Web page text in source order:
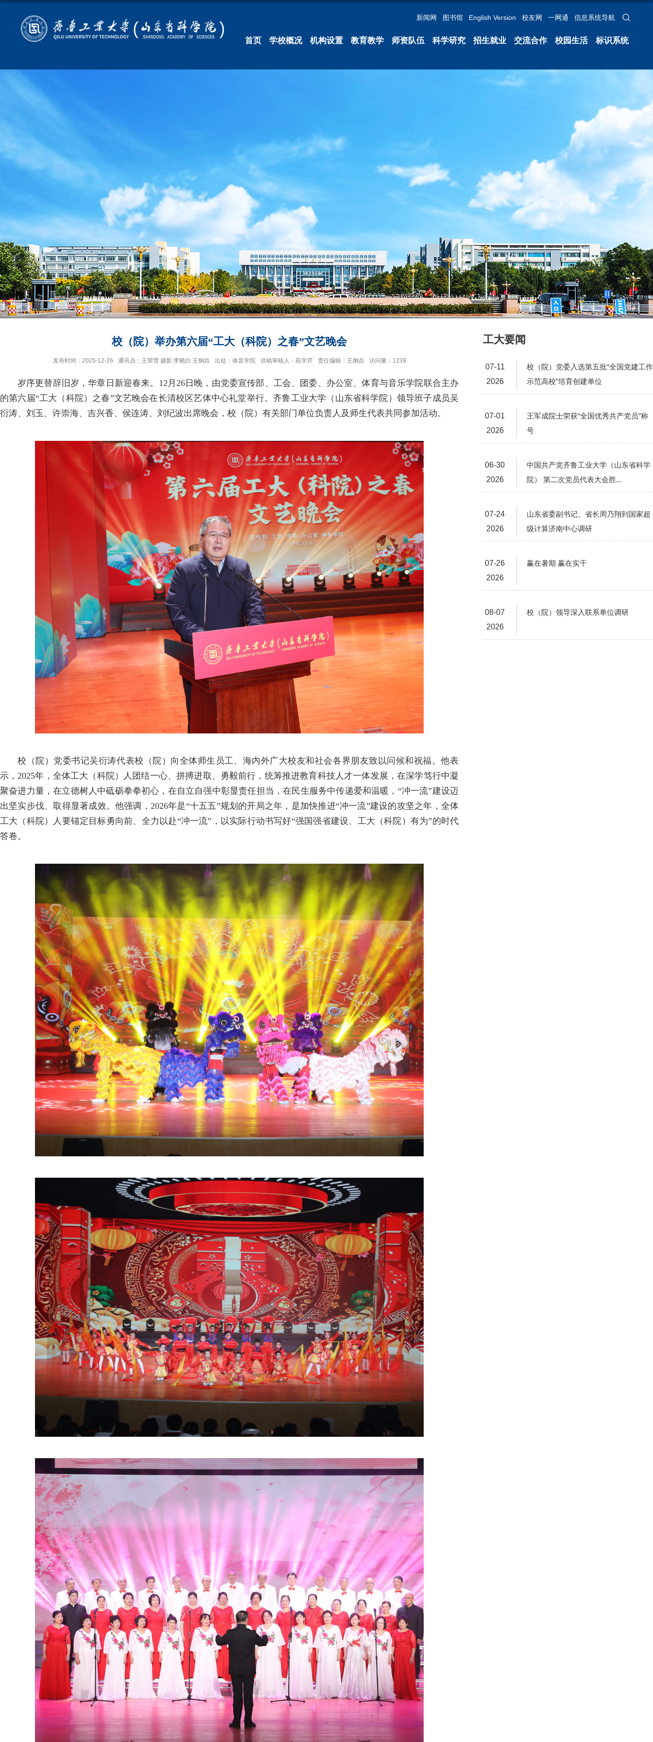
新闻网 图书馆 English Version 校友网 一网通 信息系统导航
首页 学校概况 机构设置 教育教学 师资队伍 科学研究 招生就业 交流合作 校园生活 标识系统
校（院）举办第六届“工大（科院）之春”文艺晚会
发布时间：2025-12-26 通讯员：王荣雪 摄影:李晓白 王炯垚 出处：体音学院 供稿审核人：苑学芹 责任编辑：王炯垚 访问量： 1239
岁序更替辞旧岁，华章日新迎春来。12月26日晚，由党委宣传部、工会、团委、办公室、体育与音乐学院联合主办
的第六届“工大（科院）之春”文艺晚会在长清校区艺体中心礼堂举行。齐鲁工业大学（山东省科学院）领导班子成员吴
衍涛、刘玉、许崇海、吉兴香、侯连涛、刘纪波出席晚会，校（院）有关部门单位负责人及师生代表共同参加活动。
校（院）党委书记吴衍涛代表校（院）向全体师生员工、海内外广大校友和社会各界朋友致以问候和祝福。他表
示，2025年，全体工大（科院）人团结一心、拼搏进取、勇毅前行，统筹推进教育科技人才一体发展，在深学笃行中凝
聚奋进力量，在立德树人中砥砺拳拳初心， 在自立自强中彰显责任担当，在民生服务中传递爱和温暖， “冲一流”建设迈
出坚实步伐、取得显著成效。他强调， 2026年是“十五五”规划的开局之年，是加快推进“冲一流”建设的攻坚之年，全体
工大（科院）人要锚定目标勇向前、全力以赴“冲一流”，以实际行动书写好“强国强省建设、工大（科院）有为”的时代
答卷。
工大要闻
07-11
2026
校（院）党委入选第五批“全国党建工作
示范高校”培育创建单位
07-01
2026
王军成院士荣获“全国优秀共产党员”称
号
06-30
2026
中国共产党齐鲁工业大学（山东省科学
院） 第二次党员代表大会胜...
07-24
2026
山东省委副书记、省长周乃翔到国家超
级计算济南中心调研
07-26
2026
赢在暑期 赢在实干
08-07
2026
校（院）领导深入联系单位调研